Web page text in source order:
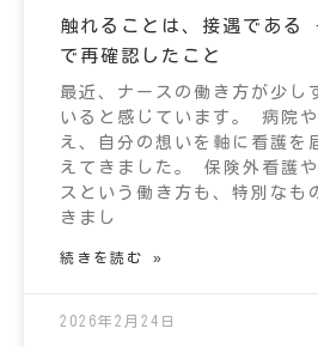
触れることは、接遇であ
で再確認したこと
最近、ナースの働き方が少し
いると感じています。 病院
え、自分の想いを軸に看護を
えてきました。 保険外看護
スという働き方も、特別なも
きまし
続きを読む »
2026年2月24日